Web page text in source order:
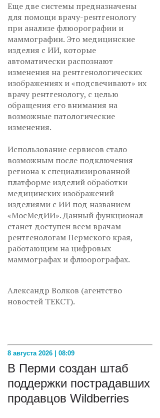
Еще две системы предназначены
для помощи врачу-рентгенологу
при анализе флюорографии и
маммографии. Это медицинские
изделия с ИИ, которые
автоматически распознают
изменения на рентгенологических
изображениях и «подсвечивают» их
врачу рентгенологу, с целью
обращения его внимания на
возможные патологические
изменения.
Использование сервисов стало
возможным после подключения
региона к специализированной
платформе изделий обработки
медицинских изображений
изделиями с ИИ под названием
«МосМедИИ». Данный функционал
станет доступен всем врачам
рентгенологам Пермского края,
работающим на цифровых
маммографах и флюорографах.
Александр Волков (агентство
новостей ТЕКСТ).
8 августа 2026 | 08:09
В Перми создан штаб
поддержки пострадавших
продавцов Wildberries